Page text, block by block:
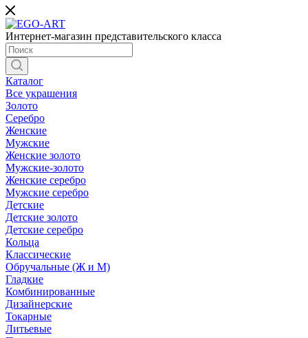
Интернет-магазин представительского класса
Каталог
Все украшения
Золото
Серебро
Женские
Мужские
Женские золото
Мужские-золото
Женские серебро
Мужские серебро
Детские
Детские золото
Детские серебро
Кольца
Классические
Обручальные (Ж и М)
Гладкие
Комбинированные
Дизайнерские
Токарные
Литьевые